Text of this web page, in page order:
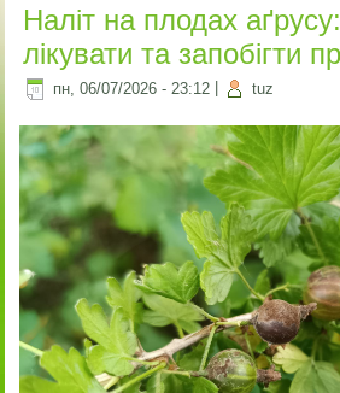
Наліт на плодах
лікувати та запобігти
пн, 06/07/2026 - 23:12 tuz